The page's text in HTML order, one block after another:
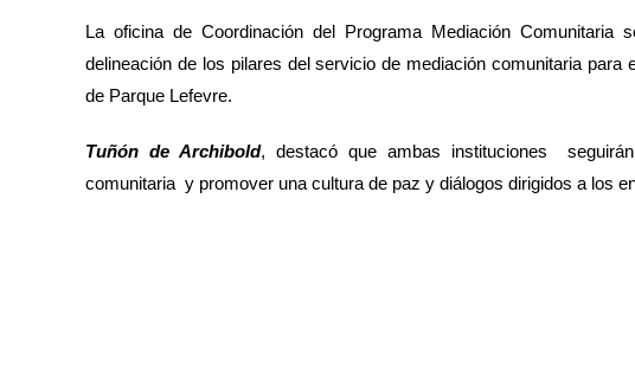
La oficina de Coordinación del Programa Mediación
delineación de los pilares del servicio de mediación comunitaria
de Parque Lefevre.
Tuñón de Archibold, destacó que ambas instituciones
comunitaria y promover una cultura de paz y diálogos dirigidos a los